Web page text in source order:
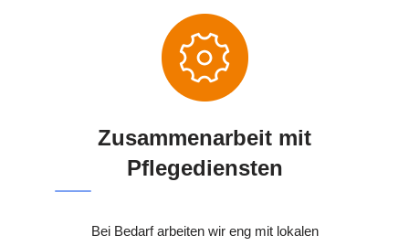
Zusammenarbeit mit
Pflegediensten
Bei Bedarf arbeiten wir eng mit lokalen